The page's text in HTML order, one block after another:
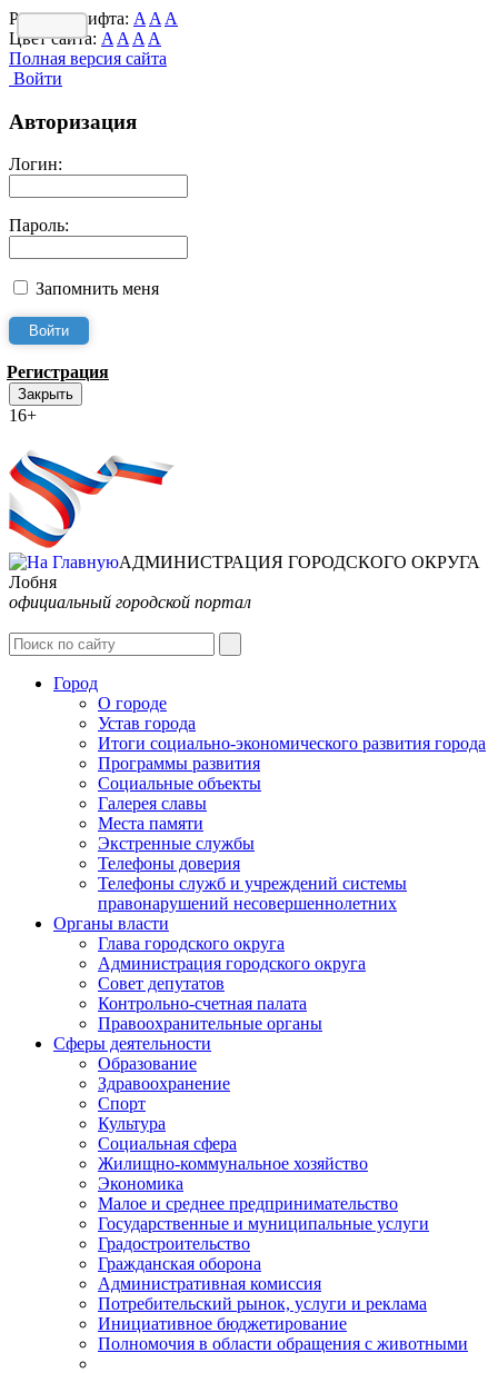
Размер шрифта: A A A
Цвет сайта: A A A A
Полная версия сайта
Войти
Авторизация
Логин:
Пароль:
Запомнить меня
Регистрация
Закрыть
16+
АДМИНИСТРАЦИЯ ГОРОДСКОГО ОКРУГА
Лобня
официальный городской портал
Город
О городе
Устав города
Итоги социально-экономического развития города
Программы развития
Социальные объекты
Галерея славы
Места памяти
Экстренные службы
Телефоны доверия
Телефоны служб и учреждений системы
правонарушений несовершеннолетних
Органы власти
Глава городского округа
Администрация городcкого округа
Совет депутатов
Контрольно-счетная палата
Правоохранительные органы
Сферы деятельности
Образование
Здравоохранение
Спорт
Культура
Социальная сфера
Жилищно-коммунальное хозяйство
Экономика
Малое и среднее предпринимательство
Государственные и муниципальные услуги
Градостроительство
Гражданская оборона
Административная комиссия
Потребительский рынок, услуги и реклама
Инициативное бюджетирование
Полномочия в области обращения с животными